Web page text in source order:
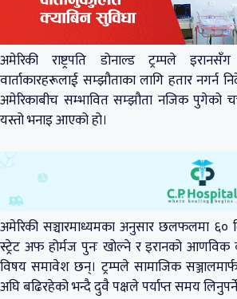
अमेरिकी राष्ट्रपति डोनाल्ड ट्रम्पले
वार्ताकारहरूलाई सम्झौताका लागि हतार नगर्न
अमेरिकाबीच सम्भावित सम्झौता नजिक पुगेको
यस्तो भनाइ आएको हो।
अमेरिकी सञ्चारमाध्यमका अनुसार छलफलमा ६०
स्ट्रेट अफ होर्मज पुनः खोल्ने र इरानको आणविक
विषय समावेश छन्। ट्रम्पले सामाजिक
अघि बढिरहेको भन्दै दुवै पक्षले पर्याप्त समय